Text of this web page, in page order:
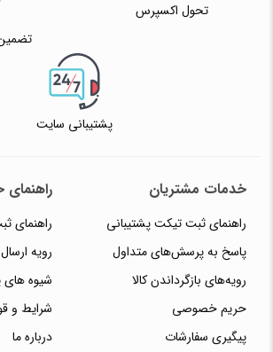
تحول اکسپرس
پشتیبانی سایت
خدمات مشتریان
راهنمای ثبت تیکت پشتیبانی
پاسخ به پرسش‌های متداول
رویه‌های بازگرداندن کالا
حریم خصوصی
پیگیری سفارشات
راهنمای
راهنمای
رویه
شیوه
شرایط و
درباره ما